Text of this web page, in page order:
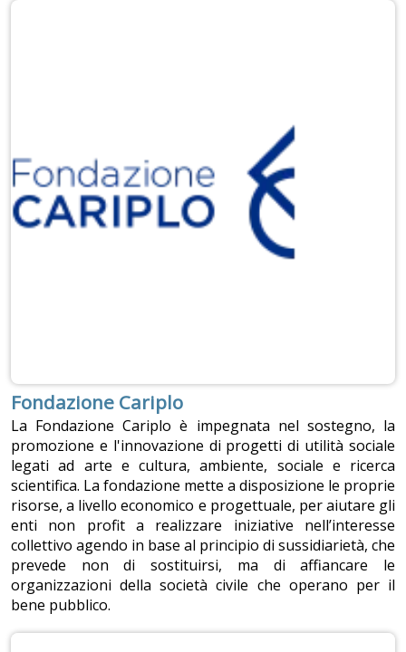
Fondazione Cariplo
La Fondazione Cariplo è impegnata nel sostegno, la
promozione e l'innovazione di progetti di utilità sociale
legati ad arte e cultura, ambiente, sociale e ricerca
scientifica. La fondazione mette a disposizione le proprie
risorse, a livello economico e progettuale, per aiutare gli
enti non profit a realizzare iniziative nell’interesse
collettivo agendo in base al principio di sussidiarietà, che
prevede non di sostituirsi, ma di affiancare le
organizzazioni della società civile che operano per il
bene pubblico.